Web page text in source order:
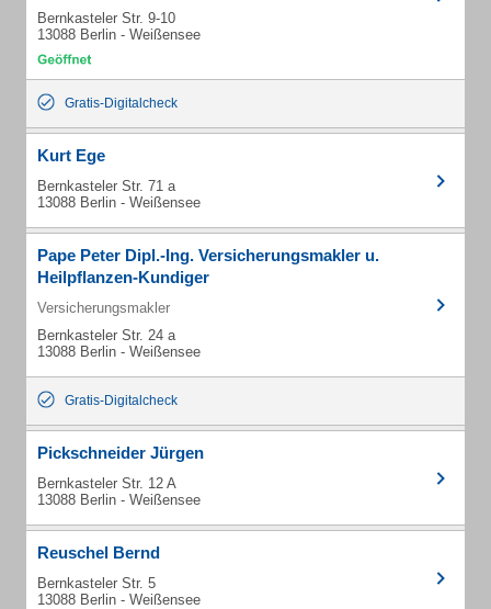
Bernkasteler Str. 9-10
13088 Berlin - Weißensee
Gratis-Digitalcheck
Kurt Ege
Bernkasteler Str. 71 a
13088 Berlin - Weißensee
Pape Peter Dipl.-Ing. Versicherungsmakler u.
Heilpflanzen-Kundiger
Versicherungsmakler
Bernkasteler Str. 24 a
13088 Berlin - Weißensee
Gratis-Digitalcheck
Pickschneider Jürgen
Bernkasteler Str. 12 A
13088 Berlin - Weißensee
Reuschel Bernd
Bernkasteler Str. 5
13088 Berlin - Weißensee